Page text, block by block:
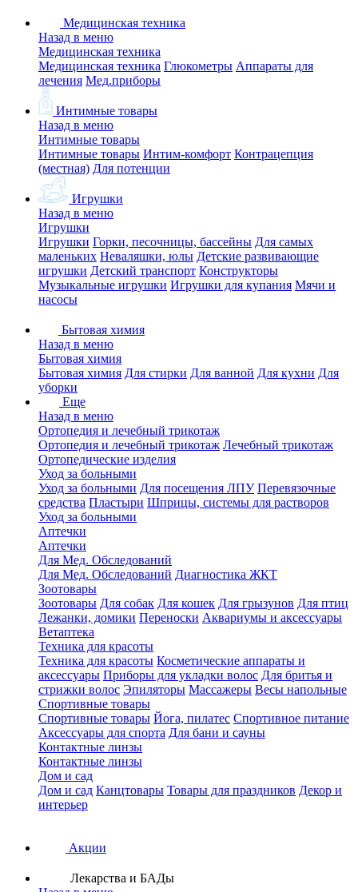
Медицинская техника
Назад в меню
Медицинская техника
Медицинская техника Глюкометры Аппараты для
лечения Мед.приборы
Интимные товары
Назад в меню
Интимные товары
Интимные товары Интим-комфорт Контрацепция
(местная) Для потенции
Игрушки
Назад в меню
Игрушки
Игрушки Горки, песочницы, бассейны Для самых
маленьких Неваляшки, юлы Детские развивающие
игрушки Детский транспорт Конструкторы
Музыкальные игрушки Игрушки для купания Мячи и
насосы
Бытовая химия
Назад в меню
Бытовая химия
Бытовая химия Для стирки Для ванной Для кухни Для
уборки
Еще
Назад в меню
Ортопедия и лечебный трикотаж
Ортопедия и лечебный трикотаж Лечебный трикотаж
Ортопедические изделия
Уход за больными
Уход за больными Для посещения ЛПУ Перевязочные
средства Пластыри Шприцы, системы для растворов
Уход за больными
Аптечки
Аптечки
Для Мед. Обследований
Для Мед. Обследований Диагностика ЖКТ
Зоотовары
Зоотовары Для собак Для кошек Для грызунов Для птиц
Лежанки, домики Переноски Аквариумы и аксессуары
Ветаптека
Техника для красоты
Техника для красоты Косметические аппараты и
аксессуары Приборы для укладки волос Для бритья и
стрижки волос Эпиляторы Массажеры Весы напольные
Спортивные товары
Спортивные товары Йога, пилатес Спортивное питание
Аксессуары для спорта Для бани и сауны
Контактные линзы
Контактные линзы
Дом и сад
Дом и сад Канцтовары Товары для праздников Декор и
интерьер
Акции
Лекарства и БАДы